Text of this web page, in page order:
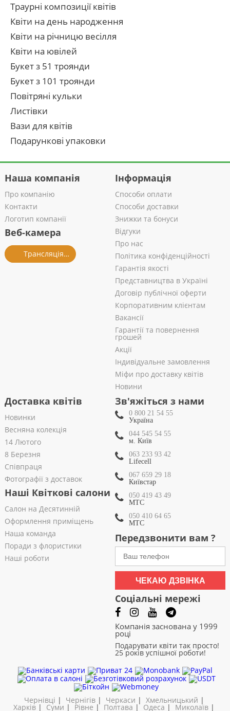
Траурні композиції квітів
Квіти на день народження
Квіти на річницю весілля
Квіти на ювілей
Букет з 51 троянди
Букет з 101 троянди
Повітряні кульки
Листівки
Вази для квітів
Подарункові упаковки
Наша компанія
Про компанію
Контакти
Логотип компанії
Веб-камера
Трансляція із салону
Інформація
Способи оплати
Способи доставки
Знижки та бонуси
Відгуки
Про нас
Політика конфіденційності
Гарантія якості
Представництва в Україні
Договір публічної оферти
Корпоративним клієнтам
Вакансії
Гарантії та повернення
грошей
Акції
Індивідуальне замовлення
Міфи про доставку квітів
Новини
Доставка квітів
Новинки
Весняна колекція
14 Лютого
8 Березня
Співпраця
Фотографії з доставок
Наші Квіткові салони
Салон на Десятинній
Оформлення приміщень
Наша команда
Поради з флористики
Наші роботи
Зв'яжіться з нами
0 800 21 54 55
Україна
044 545 54 55
м. Київ
063 233 93 42
Lifecell
067 659 29 18
Київстар
050 419 43 49
МТС
050 410 64 65
МТС
Передзвонити вам ?
ЧЕКАЮ ДЗВІНКА
Соціальні мережі
Компанія заснована у 1999
році
Подарувати квіти так просто!
25 років успішної роботи!
Чернівці | Чернігів| Черкаси | Хмельницький |
Харків | Суми | Рівне | Полтава | Одеса | Миколаїв |